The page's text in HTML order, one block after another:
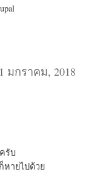
มกราคม, 2018
รับ
หายไปด้วย